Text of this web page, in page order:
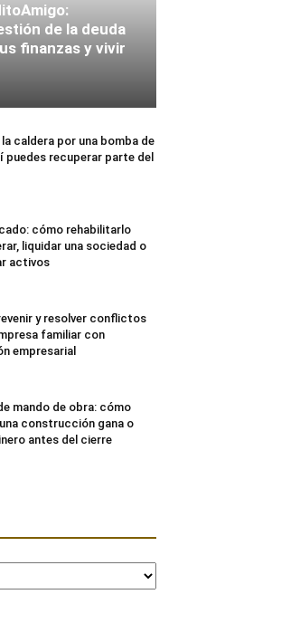
de la deuda
finanzas y vivir
la caldera por una bomba de
puedes recuperar parte del
cómo rehabilitarlo
liquidar una sociedad o
activos
y resolver conflictos
familiar con
empresarial
mando de obra: cómo
construcción gana o
antes del cierre